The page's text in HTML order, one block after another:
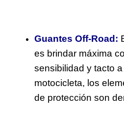
Guantes Off-Road:
es brindar máxima
sensibilidad y tacto
motocicleta, los
de protección son